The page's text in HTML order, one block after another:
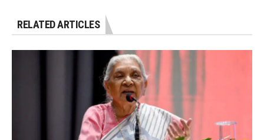
RELATED ARTICLES